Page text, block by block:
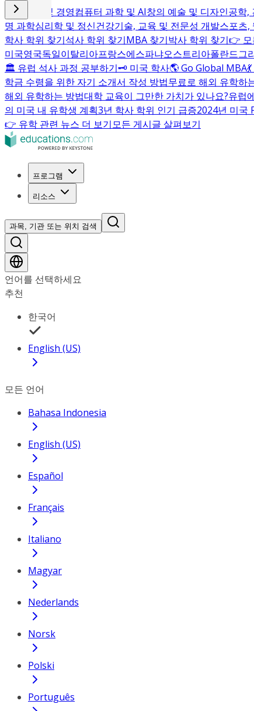
비즈니스 및 경영컴퓨터 과학 및 AI창의 예술 및 디자인공학,
명 과학심리학 및 정신건강기술, 교육 및 전문성 개발스포츠,
학사 학위 찾기석사 학위 찾기MBA 찾기박사 학위 찾기👉 모
미국영국독일이탈리아프랑스에스파냐오스트리아폴란드그
🏛️ 유럽 석사 과정 공부하기🗝️ 미국 학사🌎 Go Global MBA
학금 수령을 위한 자기 소개서 작성 방법무료로 해외 유학하
해외 유학하는 방법대학 교육이 그만한 가치가 있나요?유럽
의 미국 내 유학생 계획3년 학사 학위 인기 급증2024년 미국
👉 유학 관련 뉴스 더 보기모든 게시글 살펴보기
프로그램
리소스
과목, 기관 또는 위치 검색
언어를 선택하세요
추천
한국어
English (US)
모든 언어
Bahasa Indonesia
English (US)
Español
Français
Italiano
Magyar
Nederlands
Norsk
Polski
Português